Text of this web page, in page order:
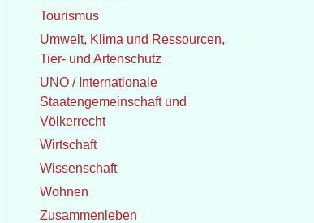
Tourismus
Umwelt, Klima und Ressourcen,
Tier- und Artenschutz
UNO / Internationale
Staatengemeinschaft und
Völkerrecht
Wirtschaft
Wissenschaft
Wohnen
Zusammenleben